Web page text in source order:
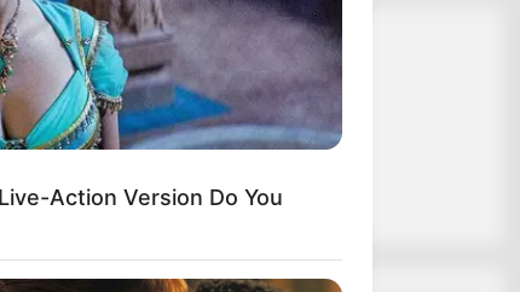
Action Version Do You